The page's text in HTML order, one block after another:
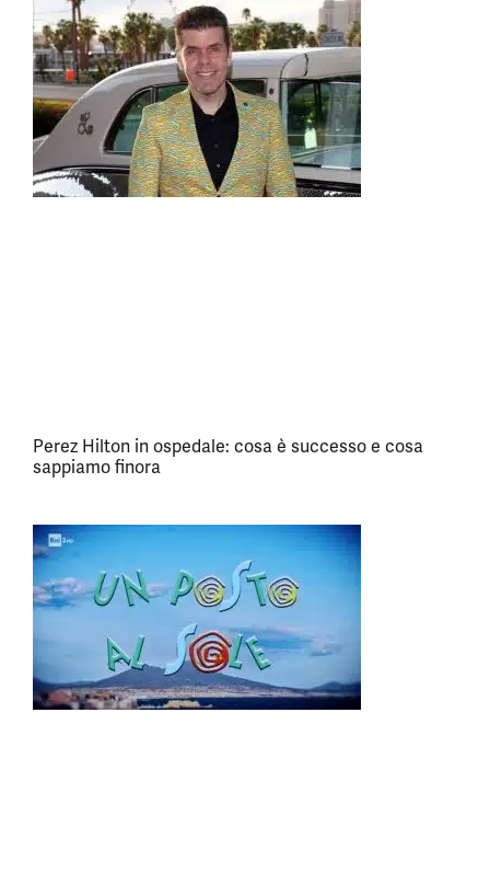
Perez Hilton in ospedale: cosa è successo e cosa
sappiamo finora